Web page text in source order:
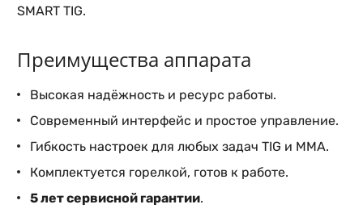
SMART TIG.
Преимущества аппарата
Высокая надёжность и ресурс работы.
Современный интерфейс и простое управление.
Гибкость настроек для любых задач TIG и MMA.
Комплектуется горелкой, готов к работе.
5 лет сервисной гарантии.